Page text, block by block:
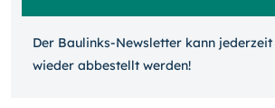
Der Baulinks-Newsletter kann
wieder ab­bestellt werden!